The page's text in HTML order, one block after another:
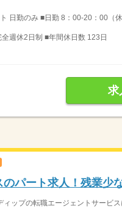
日勤のみ ■日勤 8：00-20：00（休
週休2日制 ■年間休日数 123日
求
パート求人！残業少
ップの転職エージェントサービ